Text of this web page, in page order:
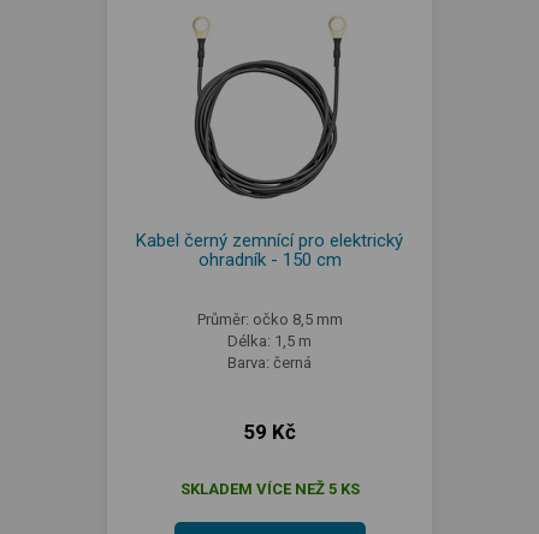
Kabel černý zemnící pro elektrický
ohradník - 150 cm
Průměr: očko 8,5 mm
Délka: 1,5 m
Barva: černá
59 Kč
SKLADEM VÍCE NEŽ 5 KS